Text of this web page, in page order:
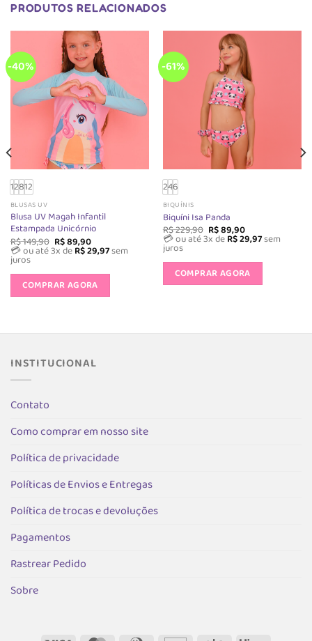
PRODUTOS RELACIONADOS
-40%
12812
BLUSAS UV
Blusa UV Magah Infantil
Estampada Unicórnio
R$149,90 O
preço
original
R$ 149,90.
R$89,90O
preço
atual
R$ 89,90.
💳 ou até 3x deR$29,97sem
juros
COMPRAR AGORA
variantes.
página
produto
-61%
246
BIQUÍNIS
Biquíni Isa Panda
R$229,90 O
preço
original
R$ 229,90.
R$89,90O
preço
atual
R$ 89,90.
💳 ou até 3x deR$29,97sem
juros
COMPRAR AGORA
As
INSTITUCIONAL
Contato
Como comprar em nosso site
Política de privacidade
Políticas de Envios e Entregas
Política de trocas e devoluções
Pagamentos
Rastrear Pedido
Sobre